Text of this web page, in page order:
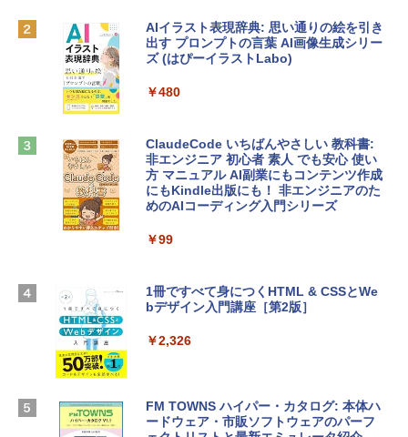
￥162,598
tomtoc 360°保護 15.6 16インチ パソコ
￥2,952
Apple 2026 MacBook Air M5チップ搭載
igence、13.6インチLiquid Retinaディ
ームカメラ、日本語キーボード、Touch I
D - ミッドナイト
￥298,901
ン 15-fd 15.6インチ 16GBメモリ 512GB
SSD インテル Core 5
Microsoft Office Home & Business 202
4(最新 永続版)|オンラインコード版|Wind
Robloxギフトカード - 2,000 Robux 【限
定バーチャルアイテムを含む】 【オンラ
インゲームコード】 ロブロックス | オン
ラインコード版
￥3,200
Robloxギフトカード - 1000 Robux 【限
定バーチャルアイテムを含む】 【オンラ
ラインコード版
Windows版 | Minecraft (マインクラフ
AIイラスト表現辞典: 思い通りの絵を引き
出す プロンプトの言葉 AI画像生成シリー
ズ (はぴーイラストLabo)
￥480
ClaudeCode いちばんやさしい 教科書:
非エンジニア 初心者 素人 でも安心 使い
方 マニュアル AI副業にもコンテンツ作成
にもKindle出版にも！ 非エンジニアのた
めのAIコーディング入門シリーズ
￥99
1冊ですべて身につくHTML & CSSとWe
bデザイン入門講座［第2版］
￥2,326
FM TOWNS ハイパー・カタログ: 本体ハ
ードウェア・市販ソフトウェアのパーフ